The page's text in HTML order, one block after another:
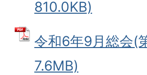
810.0KB)
令和6年9月総会(
7.6MB)